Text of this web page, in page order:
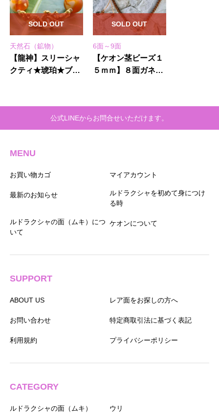
天然石（鉱物）
【龍神】スリーシャ
クティ★琥珀★ブレ
SOLD OUT
6面～9面
【ケオン茎ビーズ１
５ｍｍ】８面ガネー
SOLD OUT
公式LINEからお問合せいただけます。
MENU
お買い物カゴ マイアカウント
最新のお知らせ
ルドラクシャを初めて身につけ
る時
ルドラクシャの面（ムキ）につ
いて
ケオンについて
SUPPORT
ABOUT US レア面をお探しの方へ
お問い合わせ 特定商取引法に基づく表記
利用規約 プライバシーポリシー
CATEGORY
ルドラクシャの面（ムキ） ウリ